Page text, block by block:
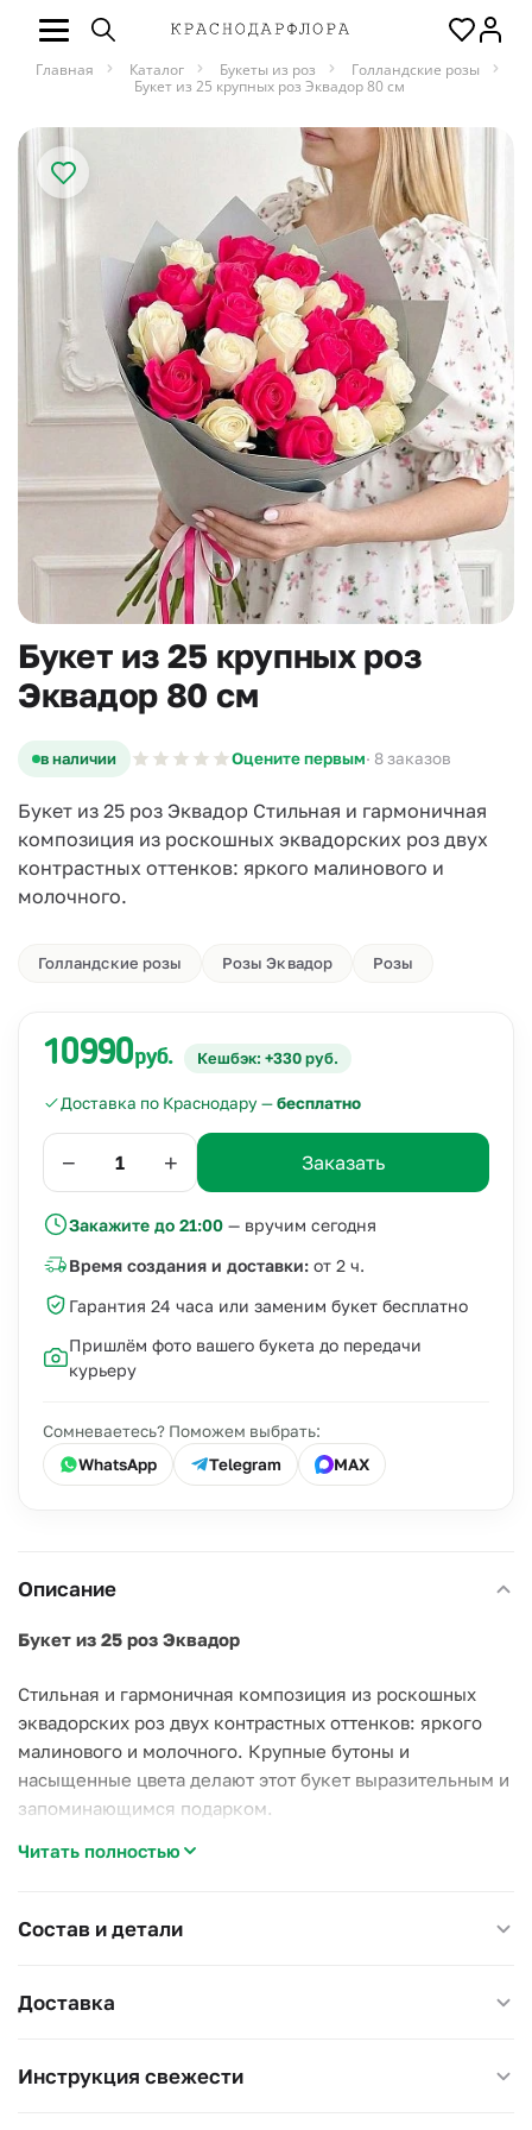
Главная Каталог Букеты из роз
Голландские розы
Букет из 25 крупных роз Эквадор 80 см
Букет из 25 крупных роз
Эквадор 80 см
в наличии Оцените первым· 8 заказов
Букет из 25 роз Эквадор Стильная и гармоничная
композиция из роскошных эквадорских роз двух
контрастных оттенков: яркого малинового и
молочного.
Голландские розы Розы Эквадор Розы
10990руб. Кешбэк: +330 руб.
Доставка по Краснодару —бесплатно
− + Заказать
Закажите до 21:00 — вручим сегодня
Время создания и доставки: от 2 ч.
Гарантия 24 часа или заменим букет бесплатно
Пришлём фото вашего букета до передачи
курьеру
Сомневаетесь? Поможем выбрать:
WhatsApp
Telegram MAX
Описание
Букет из 25 роз Эквадор
Стильная и гармоничная композиция из роскошных
эквадорских роз двух контрастных оттенков: яркого
малинового и молочного. Крупные бутоны и
насыщенные цвета делают этот букет выразительным и
запоминающимся подарком.
Преимущества:
- Крупные бутоны и насыщенные цвета;
- Минимум зелени для акцента на цветах;
Читать полностью
Состав и детали
Доставка
Инструкция свежести